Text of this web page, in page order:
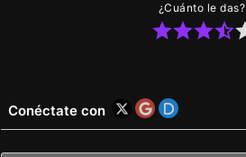
¿Cuánto le das?
Conéctate con